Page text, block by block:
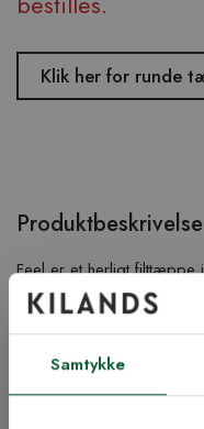
Samtykke
Klik her for runde
Produktbeskrivelse
Feel er et herligt filttæppe
har det en blød luv,
Tæppet fungerer derfor
soveværelsestæppe og
lyserød.